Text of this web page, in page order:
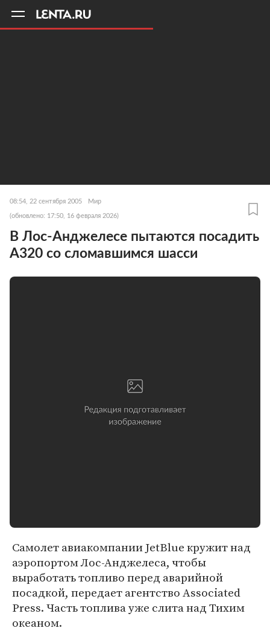
08:54, 22 сентября 2005 Мир
(обновлено: 17:50, 16 февраля 2026)
В Лос-Анджелесе пытаются посадить
А320 со сломавшимся шасси
Самолет авиакомпании JetBlue кружит над
аэропортом Лос-Анджелеса, чтобы
выработать топливо перед аварийной
посадкой, передает агентство Associated
Press. Часть топлива уже слита над Тихим
океаном.